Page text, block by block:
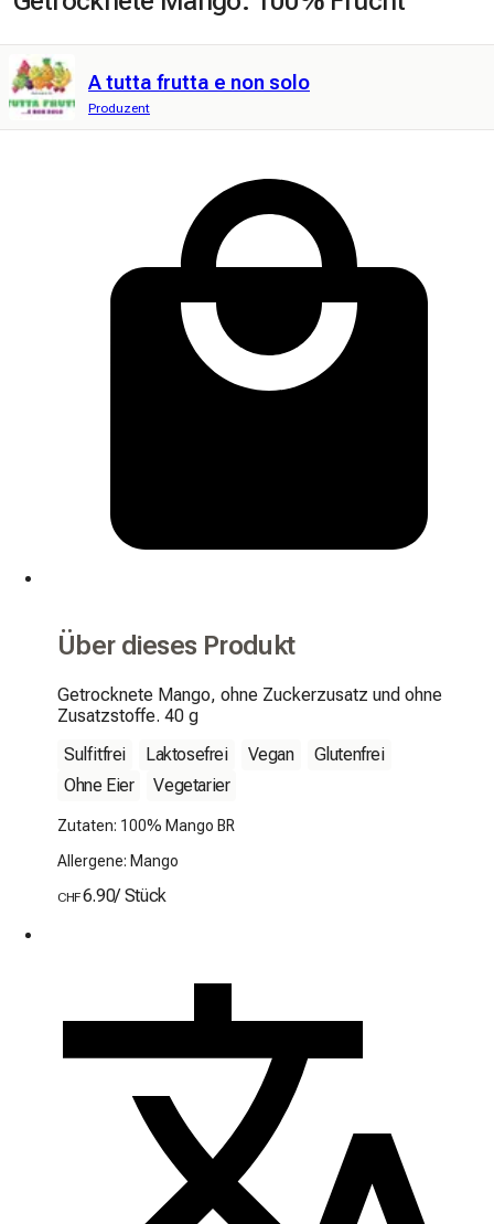
A tutta frutta e non solo
Produzent
Über dieses Produkt
Getrocknete Mango, ohne Zuckerzusatz und ohne
Zusatzstoffe. 40 g
Sulfitfrei
Laktosefrei Vegan
Glutenfrei
Ohne Eier
Vegetarier
Zutaten: 100% Mango BR
Allergene: Mango
CHF6.90/ Stück